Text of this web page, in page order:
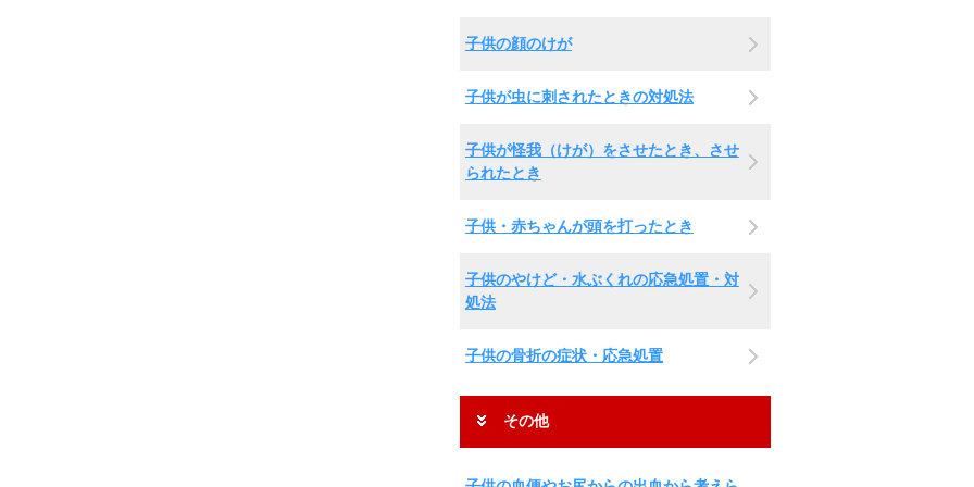
子供の顔のけが
子供が虫に刺されたときの対処法
子供が怪我（けが）をさせたとき、させ
られたとき
子供・赤ちゃんが頭を打ったとき
子供のやけど・水ぶくれの応急処置・対
処法
子供の骨折の症状・応急処置
その他